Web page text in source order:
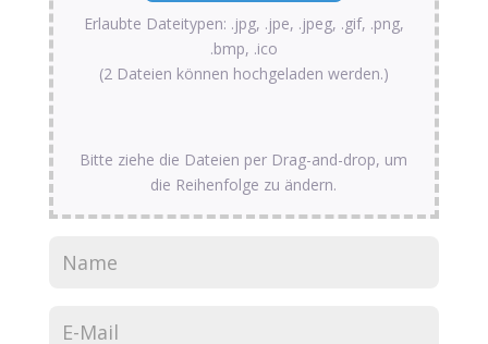
Erlaubte Dateitypen: .jpg, .jpe, .jpeg, .gif, .png,
.bmp, .ico
(2 Dateien können hochgeladen werden.)
Bitte ziehe die Dateien per Drag-and-drop, um
die Reihenfolge zu ändern.